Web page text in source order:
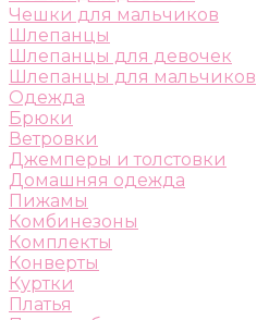
Чешки для мальчиков
Шлепанцы
Шлепанцы для девочек
Шлепанцы для мальчиков
Одежда
Брюки
Ветровки
Джемперы и толстовки
Домашняя одежда
Пижамы
Комбинезоны
Комплекты
Конверты
Куртки
Платья